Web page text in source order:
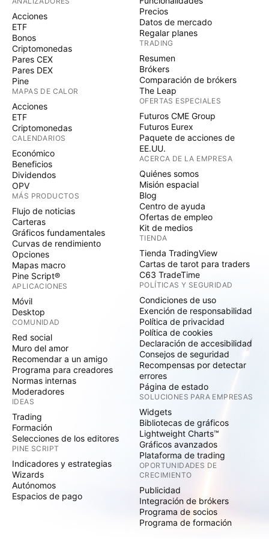
sobre la base de este contenido. El uso de marcas o
marcas registradas de terceros es meramente
informativo y no implica la aprobación por parte de
Swissquote, o que el propietario de la marca haya
autorizado a Swissquote a promocionar sus
productos o servicios. Swissquote es la marca
comercial para las actividades de Swissquote Bank
Ltd (Suiza) regulada por la FINMA, Swissquote
Capital Markets Limited regulada por la CySEC
(Chipre), Swissquote Bank Europe SA (Luxemburgo)
regulada por la CSSF, Swissquote Ltd (Reino Unido)
regulada por la FCA, Swissquote Financial Services
(Malta) Ltd regulada por la Autoridad de Servicios
Financieros de Malta, Swissquote MEA Ltd. (EAU)
regulada por la Autoridad de Servicios Financieros de
Dubai, Swissquote MEA Ltd. (EAU) regulada por la
Autoridad de Servicios Financieros de Dubai. (EAU)
regulada por la Autoridad de Servicios Financieros de
Dubai, Swissquote Pte Ltd (Singapur) regulada por la
Autoridad Monetaria de Singapur, Swissquote Asia
Limited (Hong Kong) autorizada por la Comisión de
Valores y Futuros de Hong Kong (SFC) y Swissquote
South Africa (Pty) Ltd supervisada por la FSCA. Los
productos y servicios de Swissquote están
destinados únicamente a las personas autorizadas a
recibirlos en virtud de la legislación local. Todas las
inversiones conllevan cierto grado de riesgo. El
riesgo de pérdida en la negociación o tenencia de
instrumentos financieros puede ser sustancial. El
valor de los instrumentos financieros, incluyendo
pero no limitándose a acciones, bonos, criptodivisas
y otros activos, puede fluctuar tanto al alza como a
la baja. Existe un riesgo significativo de pérdida
financiera al comprar, vender, mantener, apostar o
invertir en estos instrumentos. SQBE no hace
recomendaciones con respecto a ninguna inversión
específica, transacción, o el uso de cualquier
Acciones
ETF
Bonos
Criptomonedas
Pares CEX
Pares DEX
Pine
MAPAS DE CALOR
Acciones
ETF
Criptomonedas
CALENDARIOS
Económico
Beneficios
Dividendos
OPV
MÁS PRODUCTOS
Flujo de noticias
Carteras
Gráficos fundamentales
Curvas de rendimiento
Opciones
Mapas macro
Pine Script®
APLICACIONES
Móvil
Desktop
COMUNIDAD
Red social
Muro del amor
Recomendar a un amigo
Programa para creadores
Normas internas
Moderadores
IDEAS
Trading
Formación
Selecciones de los editores
PINE SCRIPT
Indicadores y estrategias
Wizards
Autónomos
Espacios de pago
Precios
Datos de mercado
Regalar planes
TRADING
Resumen
Brókers
Comparación de brókers
The Leap
OFERTAS ESPECIALES
Futuros CME Group
Futuros Eurex
Paquete de acciones de
EE.UU.
ACERCA DE LA EMPRESA
Quiénes somos
Misión espacial
Blog
Centro de ayuda
Ofertas de empleo
Kit de medios
TIENDA
Tienda TradingView
Cartas de tarot para traders
C63 TradeTime
POLÍTICAS Y SEGURIDAD
Condiciones de uso
Exención de responsabilidad
Política de privacidad
Política de cookies
Declaración de accesibilidad
Consejos de seguridad
Recompensas por detectar
errores
Página de estado
SOLUCIONES PARA EMPRESAS
Widgets
Bibliotecas de gráficos
Lightweight Charts™
Gráficos avanzados
Plataforma de trading
OPORTUNIDADES DE
CRECIMIENTO
Publicidad
Integración de brókers
Programa de socios
Programa de formación